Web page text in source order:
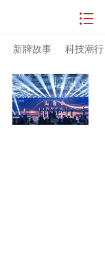
新牌故事 科技潮行